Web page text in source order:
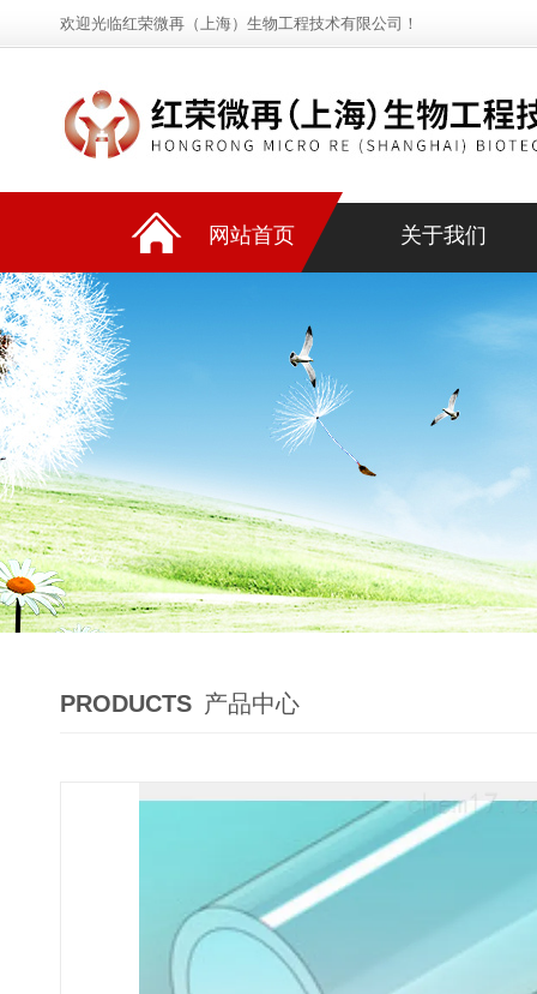
欢迎光临红荣微再（上海）生物工程技术有限公司！
网站首页 关于我们
PRODUCTS 产品中心